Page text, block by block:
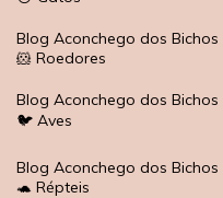
Blog Aconchego dos Bichos
🐹 Roedores
Blog Aconchego dos Bichos
🐦 Aves
Blog Aconchego dos Bichos
🐢 Répteis